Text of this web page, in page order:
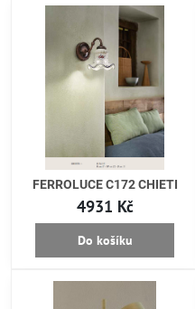
FERROLUCE C172 CHIETI
4931 Kč
Do košíku